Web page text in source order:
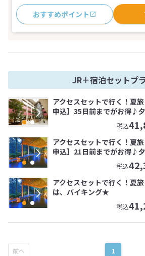
おすすめポイント
JR＋宿泊セットプ
アクセスセットで行く！夏
申込】35日前までがお得♪
税込
アクセスセットで行く！夏
申込】21日前までがお得♪
税込
アクセスセットで行く！夏
は、バイキング★
税込
1